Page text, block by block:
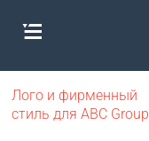
Лого и фирменный
стиль для ABC Group